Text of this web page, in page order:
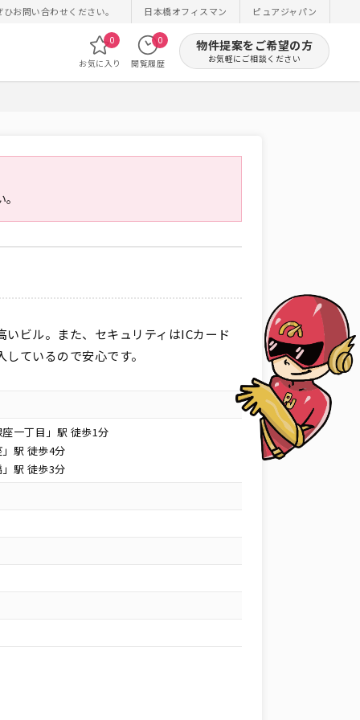
お問い合わせください。 日本橋オフィスマン ピュアジャパン
お気に入り
0
閲覧履歴
0 物件提案をご希望の方
お気軽にご相談ください
ビル。また、セキュリティはICカード
ているので安心です。
一丁目」駅 徒歩1分
駅 徒歩4分
駅 徒歩3分